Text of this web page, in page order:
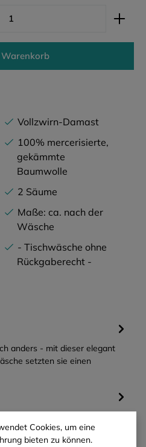
gewünschten Wert ein
Warenkorb
Vollzwirn-Damast
100% mercerisierte,
gekämmte
Baumwolle
2 Säume
Maße: ca. nach der
Wäsche
- Tischwäsche ohne
Rückgaberecht -
anders - mit dieser elegant
setzten sie einen
Cookies, um eine
bieten zu können.